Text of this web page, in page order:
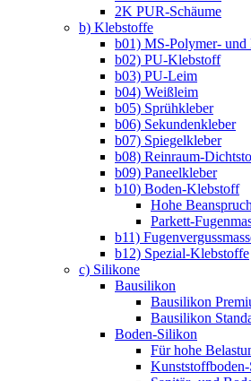
2K PUR-Schäume
b) Klebstoffe
b01) MS-Polymer-
b02) PU-Klebstoff
b03) PU-Leim
b04) Weißleim
b05) Sprühkleber
b06) Sekundenkleber
b07) Spiegelkleber
b08) Reinraum-
b09) Paneelkleber
b10) Boden-Klebstoff
Hohe
Parkett-
b11)
b12) Spezial-Klebstoffe
c) Silikone
Bausilikon
Bausilikon
Bausilikon
Boden-Silikon
Für hohe